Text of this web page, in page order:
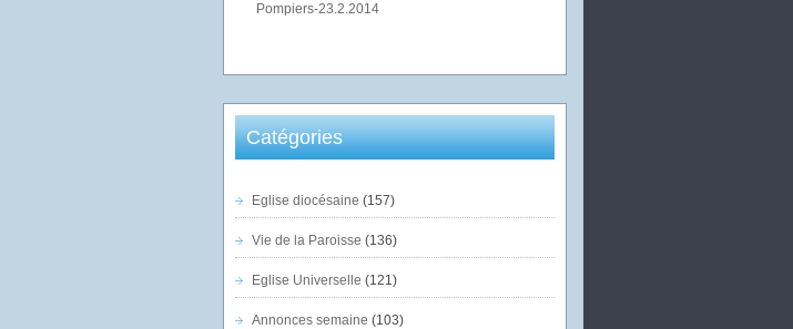
Pompiers-23.2.2014
Catégories
Eglise diocésaine (157)
Vie de la Paroisse (136)
Eglise Universelle (121)
Annonces semaine (103)